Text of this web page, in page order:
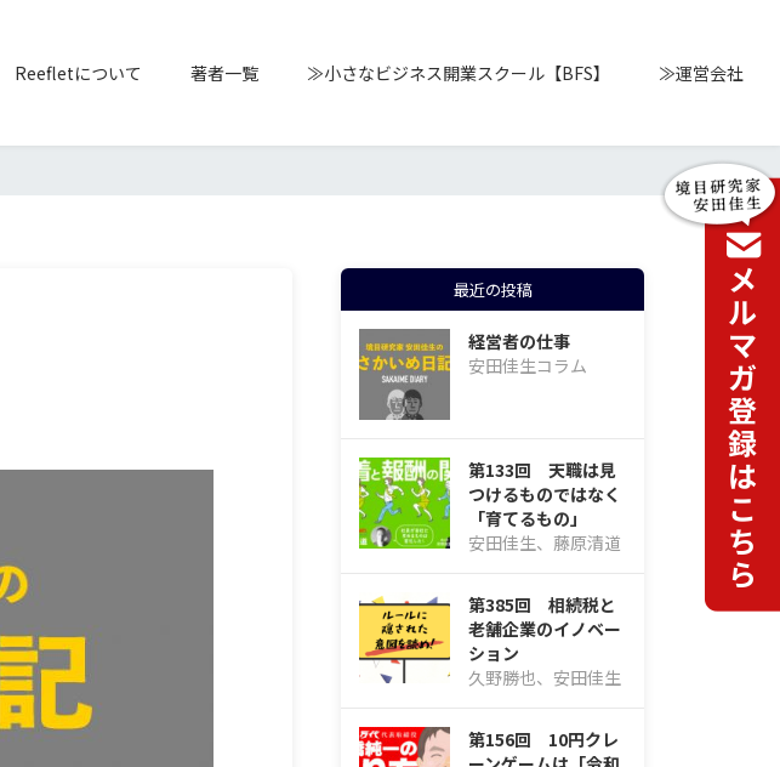
Reefletについて 著者一覧 ≫小さなビジネス開業スクール【BFS】 ≫運営会社
最近の投稿
経営者の仕事
安田佳生コラム
第133回 天職は見
つけるものではなく
「育てるもの」
安田佳生、藤原清道
第385回 相続税と
老舗企業のイノベー
ション
久野勝也、安田佳生
第156回 10円クレ